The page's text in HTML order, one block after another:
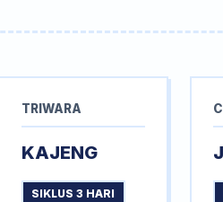
TRIWARA
KAJENG
SIKLUS 3 HARI